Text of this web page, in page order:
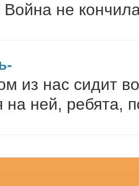
Война не
из нас сидит
на ней, ребята,